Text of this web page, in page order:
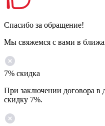
Спасибо за обращение!
Мы свяжемся с вами в
7% скидка
При заключении договора в
скидку 7%.